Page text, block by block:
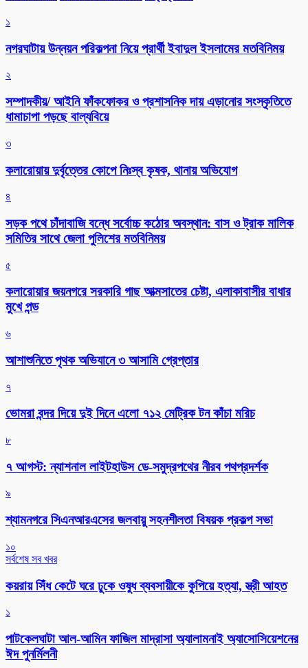
১
নগরঘাটায় উন্নয়ন পরিকল্পনা নিয়ে প্রার্থী ইবাদুল ইসলামের মতবিনিময়
২
সম্পাদকীয়/ আইনি ফাঁকফোকর ও প্রশাসনিক দায় এড়ানোর সংস্কৃতিতে
ধামাচাপা পড়ছে বাল্যবিয়ে
৩
কলারোয়ায় দুর্বৃত্তের কোপে নিঃস্ব কৃষক, থানায় অভিযোগ
৪
সড়ক পথে চাঁদাবাজি বন্ধে সর্বোচ্চ কঠোর অবস্থান: বাস ও ট্রাক মালিক
সমিতির সাথে জেলা পুলিশের মতবিনিময়
৫
কলারোয়ার জয়নগরে সরকারি গাছ আত্মসাতের চেষ্টা, এলাকাবাসীর বাধার
মুখে পন্ড
৬
আশাশুনিতে পৃথক অভিযানে ৩ আসামি গ্রেপ্তার
৭
ভোমরা বন্দর দিয়ে দুই দিনে এলো ৭১২ মেট্রিক টন কাঁচা মরিচ
৮
৭ আগস্ট: ন্যাশনাল লাইটহাউস ডে-সমুদ্রপথের নীরব পথপ্রদর্শক
৯
শ্যামনগরে সিএনআরএসের জলবায়ু সহনশীলতা বিষয়ক প্রকল্প সভা
১০
সর্বশেষ সব খবর
কয়রায় সিঁধ কেটে ঘরে ঢুকে ওষুধ ব্যবসায়ীকে কুপিয়ে হত্যা, স্ত্রী আহত
১
পাটকেলঘাটা আল-আমিন ফাজিল মাদ্রাসা অ্যালামনাই অ্যাসোসিয়েশনের
ঈদ পুনর্মিলনী